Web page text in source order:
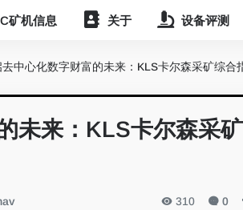
矿机信息 关于 设备评测
去中心化数字财富的未来：KLS卡尔森采矿综合
未来：KLS卡尔森采
310 0